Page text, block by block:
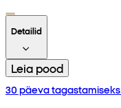
Detailid
Leia pood
30 päeva tagastamiseks